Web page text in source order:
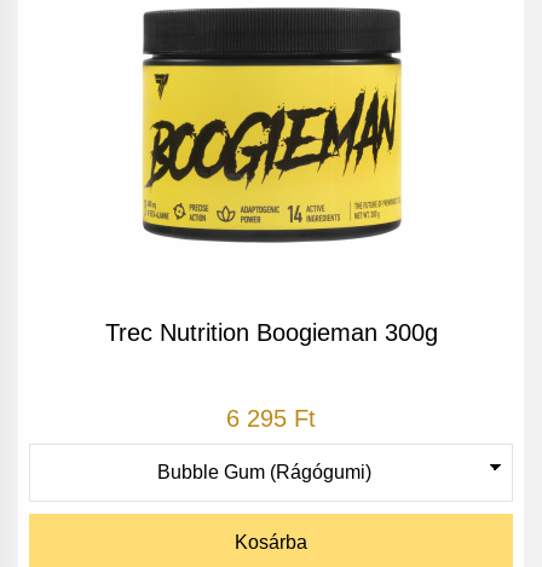
Trec Nutrition Boogieman 300g
6 295 Ft
Kosárba